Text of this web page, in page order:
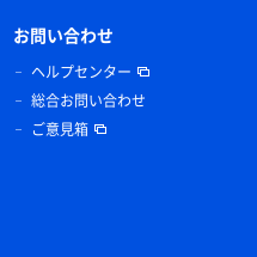
お問い合わせ
ヘルプセンター
総合お問い合わせ
ご意見箱